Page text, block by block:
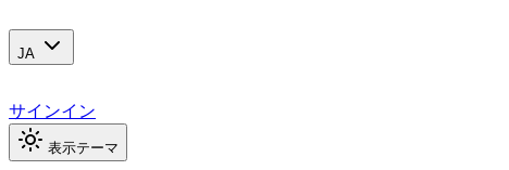
JA
サインイン
表示テーマ